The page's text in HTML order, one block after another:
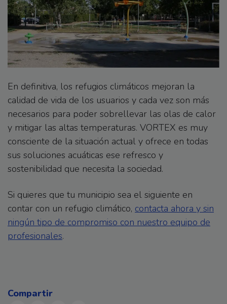
En definitiva, los refugios climáticos mejoran la
calidad de vida de los usuarios y cada vez son más
necesarios para poder sobrellevar las olas de calor
y mitigar las altas temperaturas. VORTEX es muy
consciente de la situación actual y ofrece en todas
sus soluciones acuáticas ese refresco y
sostenibilidad que necesita la sociedad.
Si quieres que tu municipio sea el siguiente en
contar con un refugio climático, contacta ahora y sin
ningún tipo de compromiso con nuestro equipo de
profesionales.